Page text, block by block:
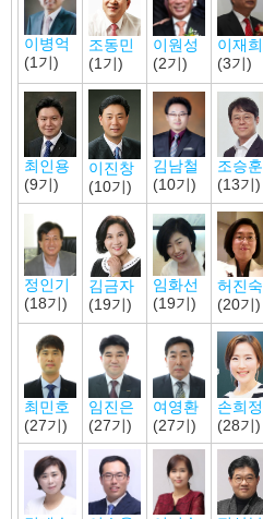
이병억
(1기)
조동민
(1기)
이원성
(2기)
이재희
(3기)
최인용
(9기)
이진창
(10기)
김남철
(10기)
조승훈
(13기)
정인기
(18기)
김금자
(19기)
임화선
(19기)
허진숙
(20기)
최민호
(27기)
임진은
(27기)
여영환
(27기)
손희정
(28기)